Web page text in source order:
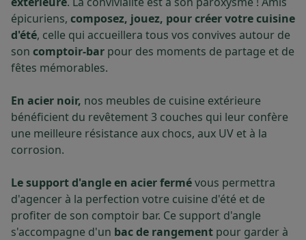
épicuriens, composez, jouez, pour créer votre cuisine
d'été, celle qui accueillera tous vos convives autour de
son comptoir-bar pour des moments de partage et de
fêtes mémorables.
En acier noir, nos meubles de cuisine extérieure
bénéficient du revêtement 3 couches qui leur confère
une meilleure résistance aux chocs, aux UV et à la
corrosion.
Le support d'angle en acier fermévous permettra
d'agencer à la perfection votre cuisine d'été et de
profiter de son comptoir bar. Ce support d'angle
s'accompagne d'un bac de rangement pour garder à